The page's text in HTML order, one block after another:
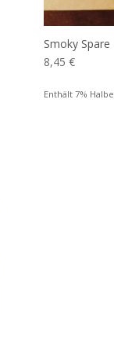
Smoky Spare
8,45 €
Enthält 7%